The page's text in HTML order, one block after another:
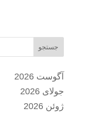
جستجو
آگوست 2026
جولای 2026
ژوئن 2026